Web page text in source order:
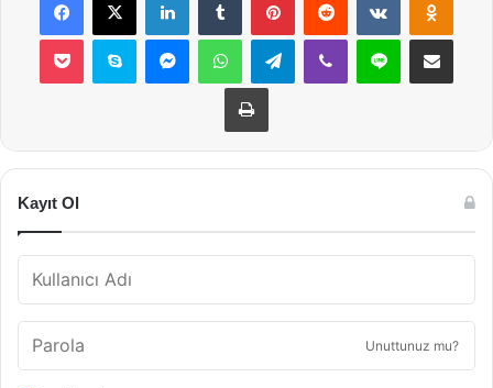
Pocket Skype MessengerWhatsAppTelegramViber Line E-Posta ile
Yazdır
Kayıt Ol
Unuttunuz mu?